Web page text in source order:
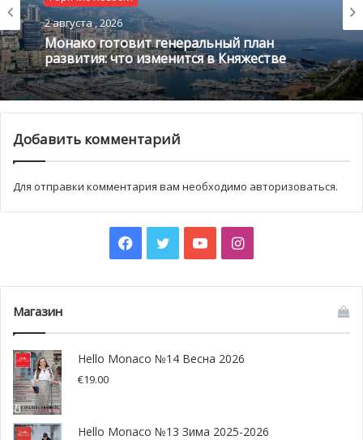
Техническом лицее Монако (Lycée Technique et Hôtelier
de Monaco).
22 октября– во всех отделениях Госпитального центра
им. Принцессы Грейс пройдетдень повышения
осведомленности населения о проблеме рака груди.
2 августа , 2026
Монако готовит генеральный план
развития: что изменится в Княжестве
Добавить комментарий
Для отправки комментария вам необходимо авторизоваться.
Facebook
TwitterYouTubeInstagram
Магазин
Hello Monaco №14 Весна 2026
€19.00
Hello Monaco №13 Зима 2025-2026